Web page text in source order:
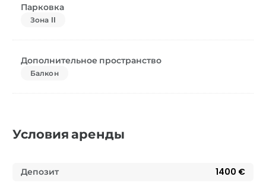
Парковка
Зона II
Дополнительное пространство
Балкон
Условия аренды
Депозит
1400 €